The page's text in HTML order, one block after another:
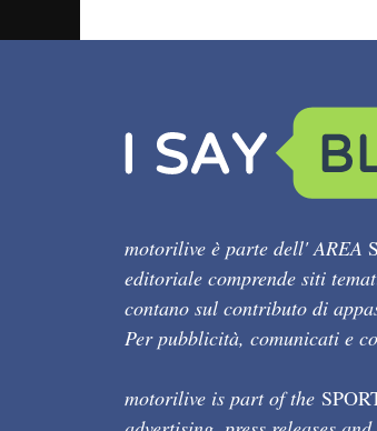
motorilive è parte dell' AREA
editoriale comprende siti
contano sul contributo di
Per pubblicità, comunicati e
motorilive is part of the